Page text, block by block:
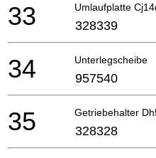
Umlaufplatte
33 328339
Unterlegscheibe
34 957540
Getriebehalter
35 328328